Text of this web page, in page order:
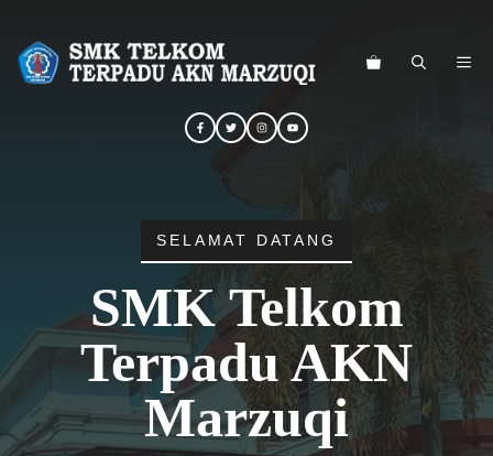
SELAMAT DATANG
SMK Telkom
Terpadu AKN
Marzuqi